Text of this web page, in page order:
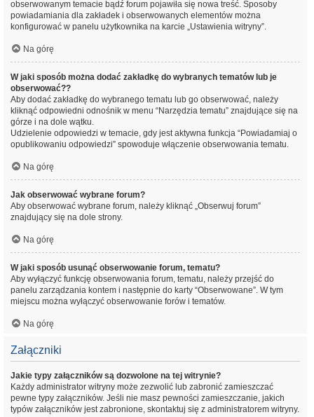
obserwowanym temacie bądź forum pojawiła się nowa treść. Sposoby
powiadamiania dla zakładek i obserwowanych elementów można
konfigurować w panelu użytkownika na karcie „Ustawienia witryny”.
Na górę
W jaki sposób można dodać zakładkę do wybranych tematów lub je
obserwować??
Aby dodać zakładkę do wybranego tematu lub go obserwować, należy
kliknąć odpowiedni odnośnik w menu “Narzędzia tematu” znajdujące się na
górze i na dole wątku.
Udzielenie odpowiedzi w temacie, gdy jest aktywna funkcja “Powiadamiaj o
opublikowaniu odpowiedzi” spowoduje włączenie obserwowania tematu.
Na górę
Jak obserwować wybrane forum?
Aby obserwować wybrane forum, należy kliknąć „Obserwuj forum”
znajdujący się na dole strony.
Na górę
W jaki sposób usunąć obserwowanie forum, tematu?
Aby wyłączyć funkcję obserwowania forum, tematu, należy przejść do
panelu zarządzania kontem i następnie do karty “Obserwowane”. W tym
miejscu można wyłączyć obserwowanie forów i tematów.
Na górę
Załączniki
Jakie typy załączników są dozwolone na tej witrynie?
Każdy administrator witryny może zezwolić lub zabronić zamieszczać
pewne typy załączników. Jeśli nie masz pewności zamieszczanie, jakich
typów załączników jest zabronione, skontaktuj się z administratorem witryny.